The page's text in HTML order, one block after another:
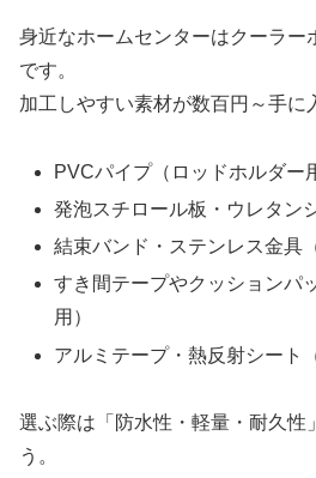
身近なホームセンターはクーラー
です。
加工しやすい素材が数百円～手に
PVCパイプ（ロッドホルダー
発泡スチロール板・ウレタン
結束バンド・ステンレス金具
すき間テープやクッションパ
用）
アルミテープ・熱反射シート
選ぶ際は「防水性・軽量・耐久性
う。